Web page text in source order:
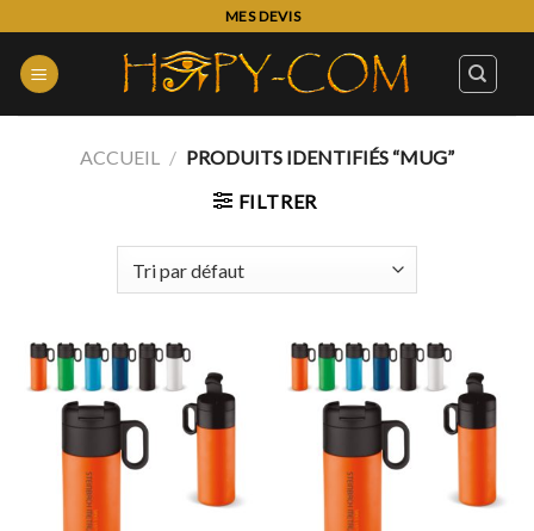
content
MES DEVIS
ACCUEIL / PRODUITS IDENTIFIÉS “MUG”
FILTRER